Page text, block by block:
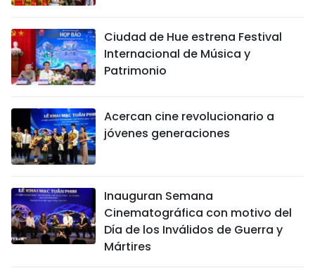
Ciudad de Hue estrena Festival
Internacional de Música y
Patrimonio
Acercan cine revolucionario a
jóvenes generaciones
Inauguran Semana
Cinematográfica con motivo del
Día de los Inválidos de Guerra y
Mártires